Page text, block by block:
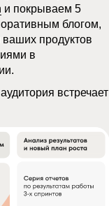
и покрываем 5
блогом,
продуктов
в
встречает